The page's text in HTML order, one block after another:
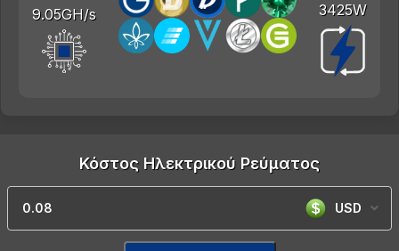
9.05GH/s 3425W
Κόστος Ηλεκτρικού Ρεύματος
USD